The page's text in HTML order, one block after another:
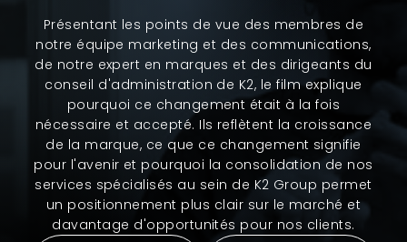
Présentant les points de vue des membres de
notre équipe marketing et des communications,
de notre expert en marques et des dirigeants du
conseil d'administration de K2, le film explique
pourquoi ce changement était à la fois
nécessaire et accepté. Ils reflètent la croissance
de la marque, ce que ce changement signifie
pour l'avenir et pourquoi la consolidation de nos
services spécialisés au sein de K2 Group permet
un positionnement plus clair sur le marché et
davantage d'opportunités pour nos clients.